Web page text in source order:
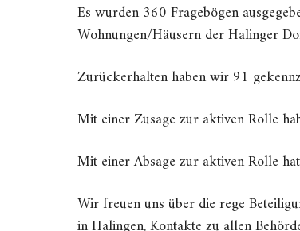
Es wurden 360 Fragebögen
Wohnungen/Häusern der Halinger
Zurückerhalten haben wir 91
Mit einer Zusage zur aktiven Rolle
Mit einer Absage zur aktiven Rolle
Wir freuen uns über die rege